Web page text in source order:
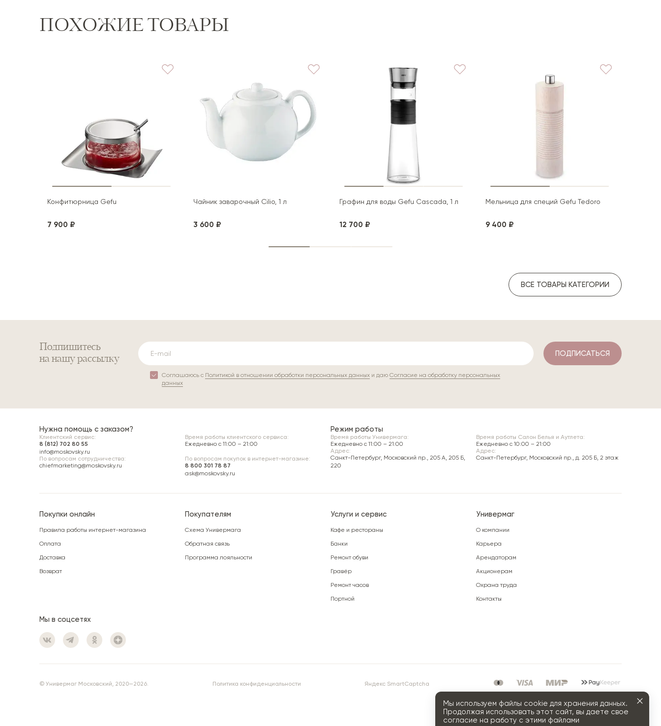
ПОХОЖИЕ ТОВАРЫ
Конфитюрница Gefu
7 900 ₽
Чайник заварочный Cilio, 1 л
3 600 ₽
Графин для воды Gefu Cascada, 1 л
12 700 ₽
Мельница для специй Gefu Tedoro
9 400 ₽
ВСЕ ТОВАРЫ КАТЕГОРИИ
Подпишитесь
на нашу рассылку
Соглашаюсь с Политикой в отношении обработки персональных данныхи даю Согласие на обработку персональных
данных
ПОДПИСАТЬСЯ
Нужна помощь с заказом?
Клиентский сервис:
8 (812) 702 80 55
info@moskovsky.ru
Время работы клиентского сервиса:
Ежедневно с 11:00 – 21:00
По вопросам сотрудничества:
chiefmarketing@moskovsky.ru
По вопросам покупок в интернет-магазине:
8 800 301 78 87
ask@moskovsky.ru
Режим работы
Время работы Универмага:
Ежедневно c 11:00 – 21:00
Адрес:
Санкт-Петербург, Московский пр., 205 А, 205 Б,
220
Время работы Салон Белья и Аутлета:
Ежедневно c 10:00 – 21:00
Адрес:
Санкт-Петербург, Московский пр., д. 205 Б, 2 этаж
Покупки онлайн
Правила работы интернет-магазина
Оплата
Доставка
Возврат
Покупателям
Схема Универмага
Обратная связь
Программа лояльности
Услуги и сервис
Кафе и рестораны
Банки
Ремонт обуви
Гравёр
Ремонт часов
Портной
Универмаг
О компании
Карьера
Арендаторам
Акционерам
Охрана труда
Контакты
Мы в соцсетях
© Универмаг Московский, 2020—2026. Политика конфиденциальности Яндекс SmartCaptcha
Мы используем файлы cookie для хранения данных.
Продолжая использовать этот сайт, вы даете свое
согласие на работу с этими файлами